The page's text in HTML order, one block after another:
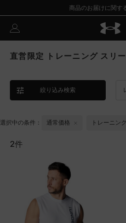
商品のお届けに関す
直営限定 トレーニング スリ
絞り込み検索
選択中の条件： 通常価格 トレーニン
2件